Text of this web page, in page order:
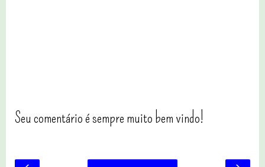
Seu comentário é sempre muito bem vindo!